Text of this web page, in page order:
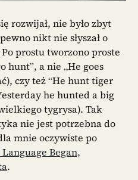
rozwijał, nie było zbyt
nikt nie słyszał o
prostu tworzono proste
hunt”, a nie „He goes
czy też “He hunt tiger
he hunted a big
tygrysa). Tak
nie jest potrzebna do
mnie oczywiste po
Began,
.